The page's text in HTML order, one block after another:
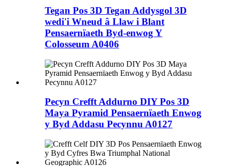
Tegan Pos 3D Tegan Addysgol 3D
wedi'i Wneud â Llaw i Blant
Pensaernïaeth Byd-enwog Y
Colosseum A0406
Pecyn Crefft Addurno DIY Pos 3D
Maya Pyramid Pensaernïaeth Enwog
y Byd Addasu Pecynnu A0127